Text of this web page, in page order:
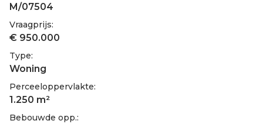
M/07504
Vraagprijs:
€ 950.000
Type:
Woning
Perceeloppervlakte:
1.250 m²
Bebouwde opp.: